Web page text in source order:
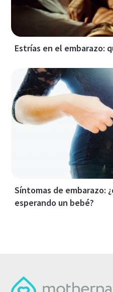
Estrías en el embarazo:
Síntomas de embarazo:
esperando un bebé?